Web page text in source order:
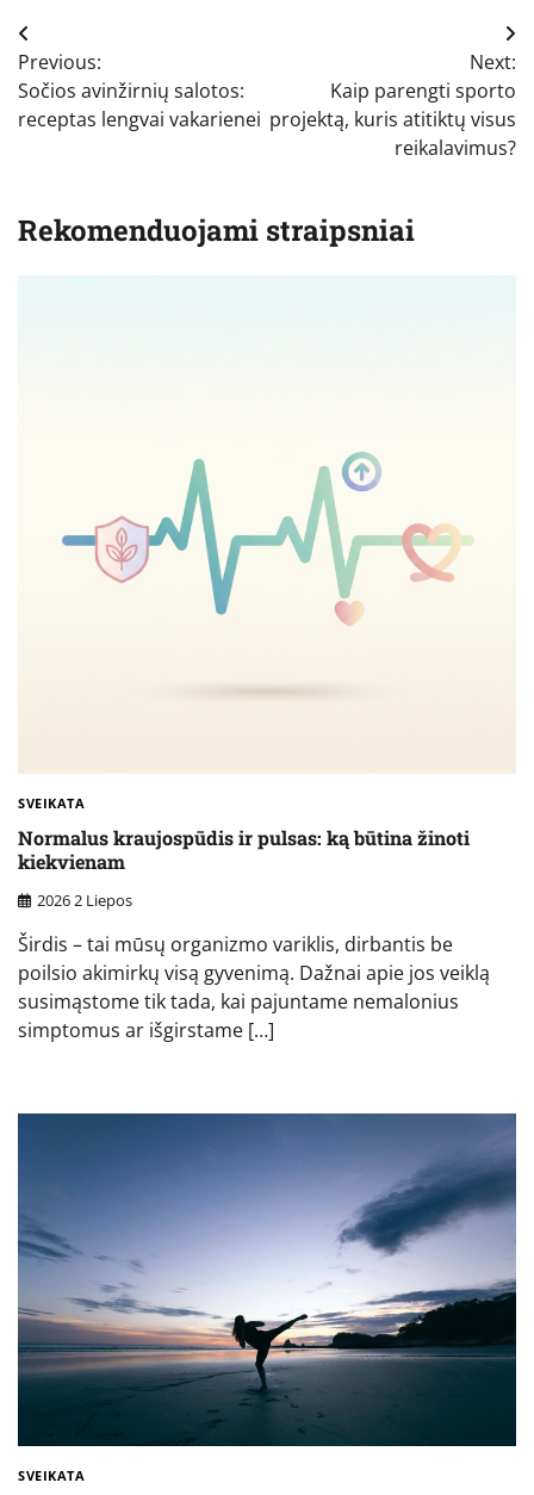
Navigacija
tarp
įrašų
Previous:
Sočios avinžirnių salotos:
receptas lengvai vakarienei
Next:
Kaip parengti sporto
projektą, kuris atitiktų visus
reikalavimus?
Rekomenduojami straipsniai
SVEIKATA
Normalus kraujospūdis ir pulsas: ką būtina žinoti
kiekvienam
2026 2 Liepos
Širdis – tai mūsų organizmo variklis, dirbantis be
poilsio akimirkų visą gyvenimą. Dažnai apie jos veiklą
susimąstome tik tada, kai pajuntame nemalonius
simptomus ar išgirstame […]
SVEIKATA